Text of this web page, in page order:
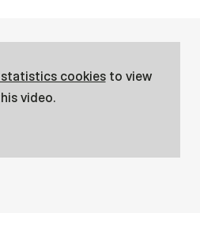
cookiesto view
video.